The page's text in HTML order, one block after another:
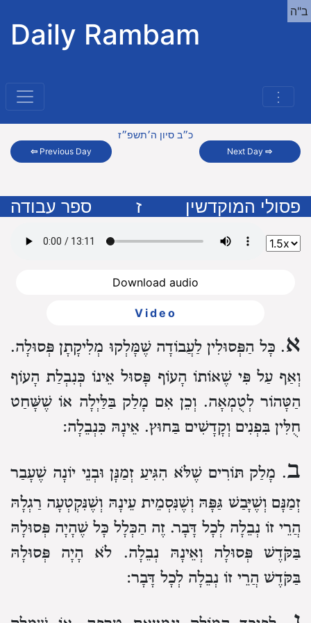
Daily Rambam
⋮
ב"ה
⇦ Previous Day
כ״ב סיון ה׳תשפ״ז
Next Day⇨
פסולי המוקדשין ז ספר עבודה
Download audio
Video
א. כָּל הַפְּסוּלִין לַעֲבוֹדָה שֶׁמָּלְקוּ מְלִיקָתָן פְּסוּלָה.
וְאַף עַל פִּי שֶׁאוֹתוֹ הָעוֹף פָּסוּל אֵינוֹ כְּנִבְלַת הָעוֹף
הַטָּהוֹר לְטֻמְאָה. וְכֵן אִם מָלַק בַּלַּיְלָה אוֹ שֶׁשָּׁחַט
חֻלִּין בִּפְנִים וְקָדָשִׁים בַּחוּץ. אֵינָהּ כִּנְבֵלָה:
ב. מָלַק תּוֹרִים שֶׁלֹּא הִגִּיעַ זְמַנָּן וּבְנֵי יוֹנָה שֶׁעָבַר
זְמַנָּם וְשֶׁיָּבַשׁ גַּפָּהּ וְשֶׁנִּסְמֵית עֵינָהּ וְשֶׁנִּקְטְעָה רַגְלָהּ
הֲרֵי זוֹ נְבֵלָה לְכָל דָּבָר. זֶה הַכְּלָל כָּל שֶׁהָיָה פְּסוּלָהּ
בַּקֹּדֶשׁ פְּסוּלָה וְאֵינָהּ נְבֵלָה. לֹא הָיָה פְּסוּלָהּ
בַּקֹּדֶשׁ הֲרֵי זוֹ נְבֵלָה לְכָל דָּבָר: